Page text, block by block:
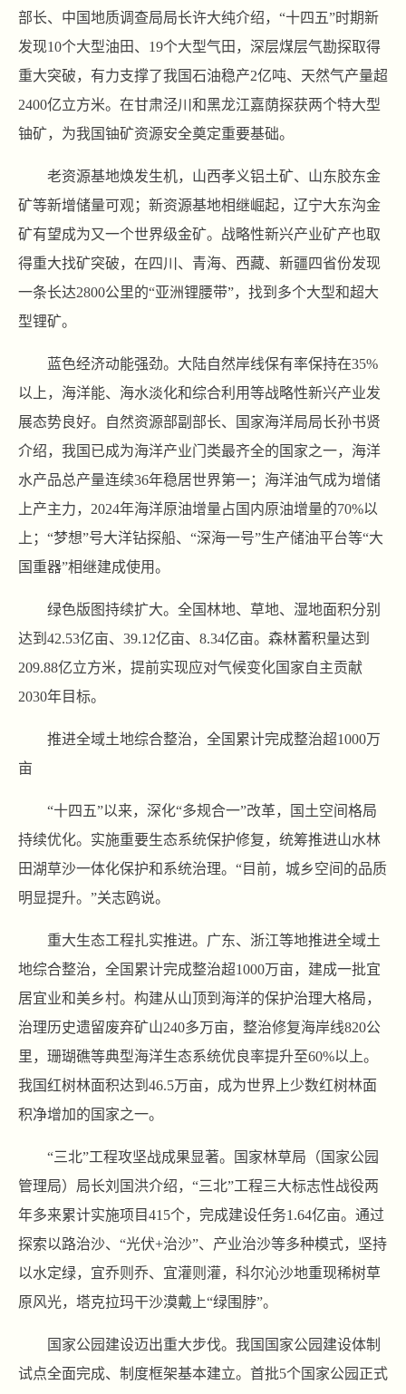
部长、中国地质调查局局长许大纯介绍，“十四五”时期新
发现10个大型油田、19个大型气田，深层煤层气勘探取得
重大突破，有力支撑了我国石油稳产2亿吨、天然气产量超
2400亿立方米。在甘肃泾川和黑龙江嘉荫探获两个特大型
铀矿，为我国铀矿资源安全奠定重要基础。
老资源基地焕发生机，山西孝义铝土矿、山东胶东金
矿等新增储量可观；新资源基地相继崛起，辽宁大东沟金
矿有望成为又一个世界级金矿。战略性新兴产业矿产也取
得重大找矿突破，在四川、青海、西藏、新疆四省份发现
一条长达2800公里的“亚洲锂腰带”，找到多个大型和超大
型锂矿。
蓝色经济动能强劲。大陆自然岸线保有率保持在35%
以上，海洋能、海水淡化和综合利用等战略性新兴产业发
展态势良好。自然资源部副部长、国家海洋局局长孙书贤
介绍，我国已成为海洋产业门类最齐全的国家之一，海洋
水产品总产量连续36年稳居世界第一；海洋油气成为增储
上产主力，2024年海洋原油增量占国内原油增量的70%以
上；“梦想”号大洋钻探船、“深海一号”生产储油平台等“大
国重器”相继建成使用。
绿色版图持续扩大。全国林地、草地、湿地面积分别
达到42.53亿亩、39.12亿亩、8.34亿亩。森林蓄积量达到
209.88亿立方米，提前实现应对气候变化国家自主贡献
2030年目标。
推进全域土地综合整治，全国累计完成整治超1000万
亩
“十四五”以来，深化“多规合一”改革，国土空间格局
持续优化。实施重要生态系统保护修复，统筹推进山水林
田湖草沙一体化保护和系统治理。“目前，城乡空间的品质
明显提升。”关志鸥说。
重大生态工程扎实推进。广东、浙江等地推进全域土
地综合整治，全国累计完成整治超1000万亩，建成一批宜
居宜业和美乡村。构建从山顶到海洋的保护治理大格局，
治理历史遗留废弃矿山240多万亩，整治修复海岸线820公
里，珊瑚礁等典型海洋生态系统优良率提升至60%以上。
我国红树林面积达到46.5万亩，成为世界上少数红树林面
积净增加的国家之一。
“三北”工程攻坚战成果显著。国家林草局（国家公园
管理局）局长刘国洪介绍，“三北”工程三大标志性战役两
年多来累计实施项目415个，完成建设任务1.64亿亩。通过
探索以路治沙、“光伏+治沙”、产业治沙等多种模式，坚持
以水定绿，宜乔则乔、宜灌则灌，科尔沁沙地重现稀树草
原风光，塔克拉玛干沙漠戴上“绿围脖”。
国家公园建设迈出重大步伐。我国国家公园建设体制
试点全面完成、制度框架基本建立。首批5个国家公园正式